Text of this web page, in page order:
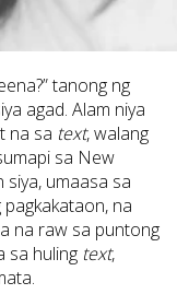
tanong ng
agad. Alam niya
na sa text, walang
sa New
siya, umaasa sa
na
na raw sa puntong
sa huling text,